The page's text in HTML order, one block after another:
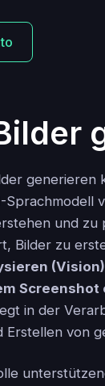
generieren
und
Bilder zu
in der
Erstellen von